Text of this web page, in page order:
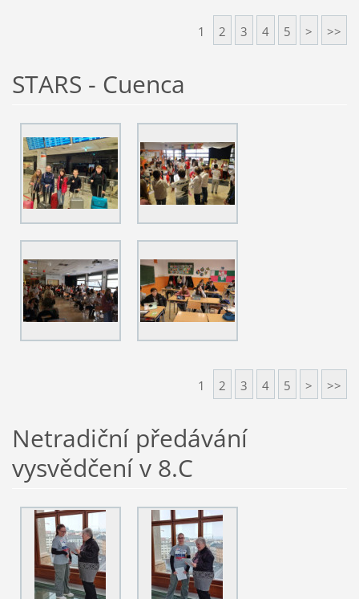
1 2 3 4 5 > >>
STARS - Cuenca
1 2 3 4 5 > >>
Netradiční předávání
vysvědčení v 8.C